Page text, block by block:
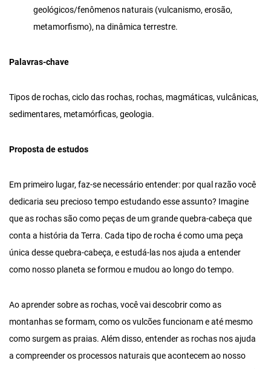
geológicos/fenômenos naturais (vulcanismo, erosão,
metamorfismo), na dinâmica terrestre.
Palavras-chave
Tipos de rochas, ciclo das rochas, rochas, magmáticas, vulcânicas,
sedimentares, metamórficas, geologia.
Proposta de estudos
Em primeiro lugar, faz-se necessário entender: por qual razão você
dedicaria seu precioso tempo estudando esse assunto? Imagine
que as rochas são como peças de um grande quebra-cabeça que
conta a história da Terra. Cada tipo de rocha é como uma peça
única desse quebra-cabeça, e estudá-las nos ajuda a entender
como nosso planeta se formou e mudou ao longo do tempo.
Ao aprender sobre as rochas, você vai descobrir como as
montanhas se formam, como os vulcões funcionam e até mesmo
como surgem as praias. Além disso, entender as rochas nos ajuda
a compreender os processos naturais que acontecem ao nosso